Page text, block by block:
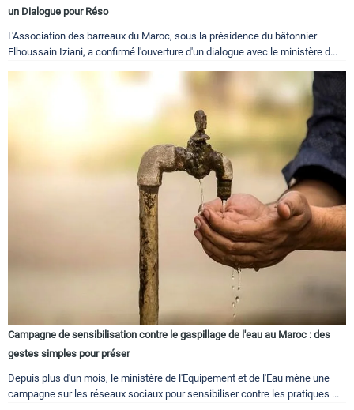
un Dialogue pour Réso
L'Association des barreaux du Maroc, sous la présidence du bâtonnier
Elhoussain Iziani, a confirmé l'ouverture d'un dialogue avec le ministère d...
Campagne de sensibilisation contre le gaspillage de l'eau au Maroc : des
gestes simples pour préser
Depuis plus d'un mois, le ministère de l'Equipement et de l'Eau mène une
campagne sur les réseaux sociaux pour sensibiliser contre les pratiques ...